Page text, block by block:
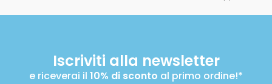
Iscriviti alla newsletter
e riceverai il 10% di sconto al primo ordine!*